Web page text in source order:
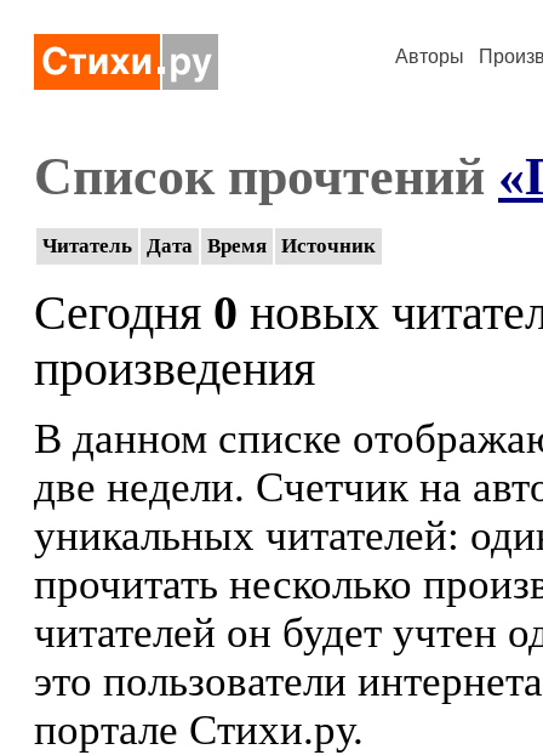
Авторы
Список прочтений
Читатель Дата Время Источник
Сегодня 0 новых
произведения
В данном списке
две недели. Счетчик на
уникальных читателей:
прочитать несколько
читателей он будет учтен
это пользователи
портале Стихи.ру.